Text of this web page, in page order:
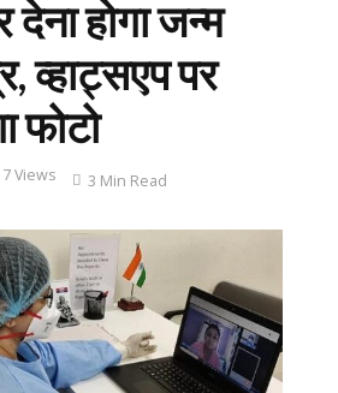
होगा जन्म
व्हाट्सएप पर
फोटो
Views 3 Min Read